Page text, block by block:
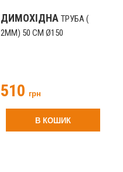
ДИМОХІДНА ТРУБА (
2ММ) 50 СМ Ø150
510 грн
В КОШИК